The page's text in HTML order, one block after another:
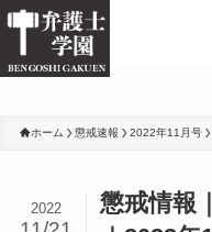
/* 変更前*/
ホーム 懲戒速報 2022年11月号
懲戒情報
2022